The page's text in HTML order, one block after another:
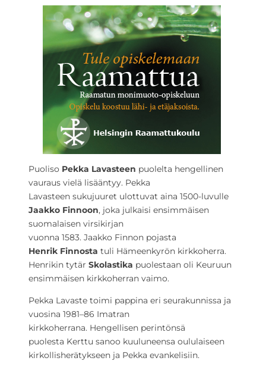
Puoliso Pekka Lavasteen puolelta hengellinen
vauraus vielä lisääntyy. Pekka
Lavasteen sukujuuret ulottuvat aina 1500-luvulle
Jaakko Finnoon, joka julkaisi ensimmäisen
suomalaisen virsikirjan
vuonna 1583. Jaakko Finnon pojasta
Henrik Finnosta tuli Hämeenkyrön kirkkoherra.
Henrikin tytär Skolastika puolestaan oli Keuruun
ensimmäisen kirkkoherran vaimo.
Pekka Lavaste toimi pappina eri seurakunnissa ja
vuosina 1981–86 Imatran
kirkkoherrana. Hengellisen perintönsä
puolesta Kerttu sanoo kuuluneensa oululaiseen
kirkollisherätykseen ja Pekka evankelisiin.